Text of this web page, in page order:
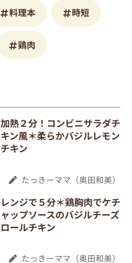
料理本 時短
鶏肉
加熱２分！コンビニサラダチ
キン風＊柔らかバジルレモン
チキン
たっきーママ（奥田和美）
レンジで５分＊鶏胸肉でケチ
ャップソースのバジルチーズ
ロールチキン
たっきーママ（奥田和美）